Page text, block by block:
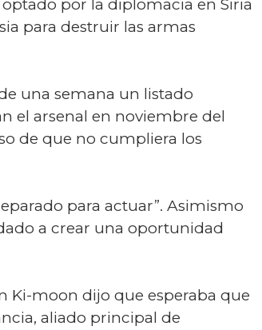
por la diplomacia en Siria
para destruir las armas
una semana un listado
el arsenal en noviembre del
de que no cumpliera los
para actuar”. Asimismo
a crear una oportunidad
Ki-moon dijo que esperaba que
aliado principal de